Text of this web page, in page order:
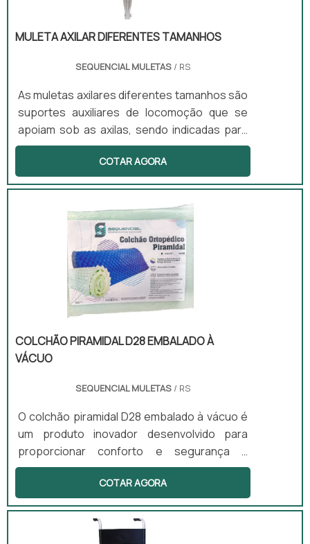
MULETA AXILAR DIFERENTES TAMANHOS
SEQUENCIAL MULETAS/ RS
As muletas axilares diferentes tamanhos são
suportes auxiliares de locomoção que se
apoiam sob as axilas, sendo indicadas para
uso temporário em casos de lesão. Este
equipamento oferece estabilidade e reduz a
carga nos membros inferiores, permitindo
Além disso, as muletas são ajustáveis em
altura e possuem apoio acolchoado,
proporcionando conforto durante o uso. Elas
são adequadas tanto para uso ambulatorial
quanto domiciliar.
COTAR AGORA
COLCHÃO PIRAMIDAL D28 EMBALADO À
VÁCUO
SEQUENCIAL MULETAS/ RS
O colchão piramidal D28 embalado à vácuo é
um produto inovador desenvolvido para
proporcionar conforto e segurança a
pacientes acamados. Com uma superfície
em formato piramidal, esse colchão distribui
melhor a pressão do corpo, prevenindo
escaras e oferecendo ventilação adequada.
É uma solução ideal para uso em hospitais,
COTAR AGORA